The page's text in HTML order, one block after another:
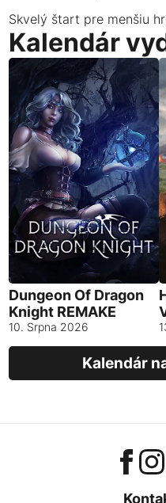
Skvelý štart pre menšiu
Kalendár
Dungeon Of Dragon
Knight REMAKE
10. Srpna 2026
Kalendár